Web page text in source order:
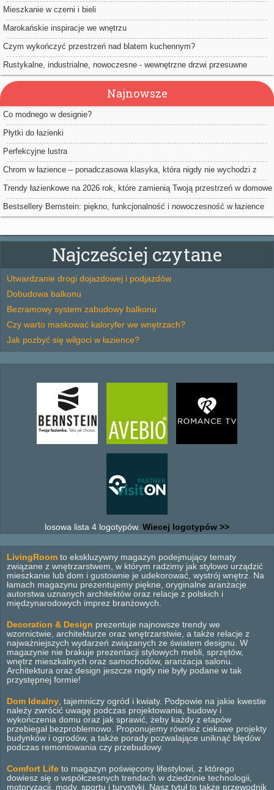
Mieszkanie w czerni i bieli
Marokańskie inspiracje we wnętrzu
Czym wykończyć przestrzeń nad blatem kuchennym?
Rustykalne, industrialne, nowoczesne - wewnętrzne drzwi przesuwne
Najnowsze
Co modnego w designie?
Płytki do łazienki
Perfekcyjne lustra
Chrom w łazience – ponadczasowa klasyka, która nigdy nie wychodzi z
mody
Trendy łazienkowe na 2026 rok, które zamienią Twoją przestrzeń w domowe
spa
Bestsellery Bernstein: piękno, funkcjonalność i nowoczesność w łazience
Najcześciej czytane
Utwardzanie drogi dojazdowej i podjazdów
Dobudowa balkonu
Bezramowy system zabudowy balkonu
Czy warto maskować kaloryfer we wnętrzach?
Jak pozbyć się wilgoci w łazience?
losowa lista 4 logotypów. Wiecej logotypów >>
LivingRoom to ekskluzywny magazyn podejmujący tematy
związane z wnętrzarstwem, w którym radzimy jak stylowo urządzić
mieszkanie lub dom i gustownie je udekorować, wystrój wnętrz. Na
łamach magazynu prezentujemy piękne, oryginalne aranżacje
autorstwa uznanych architektów oraz relacje z polskich i
międzynarodowych imprez branżowych.
Decoration & Design prezentuje najnowsze trendy we
wzornictwie, architekturze oraz wnętrzarstwie, a także relacje z
najważniejszych wydarzeń związanych ze światem designu. W
magazynie nie brakuje prezentacji stylowych mebli, sprzętów,
wnętrz mieszkalnych oraz samochodów, aranżacja salonu.
Architektura oraz design jeszcze nigdy nie były podane w tak
przystępnej formie!
Dom Idealny , tajemniczy ogród i kwiaty. Podpowie na jakie kwestie
należy zwrócić uwagę podczas projektowania, budowy i
wykończenia domu oraz jak sprawić, żeby każdy z etapów
przebiegał bezproblemowo. Proponujemy również ciekawe projekty
budynków i ogrodów, a także porady pozwalające uniknąć błędów
podczas remontowania czy przebudowy.
Comfort Life to magazyn poświęcony lifestylowi, z którego
dowiesz się o współczesnych trendach w dziedzinie technologii,
motoryzacji, mody, sportu i turystyki. Nasz tytuł to także przewodnik